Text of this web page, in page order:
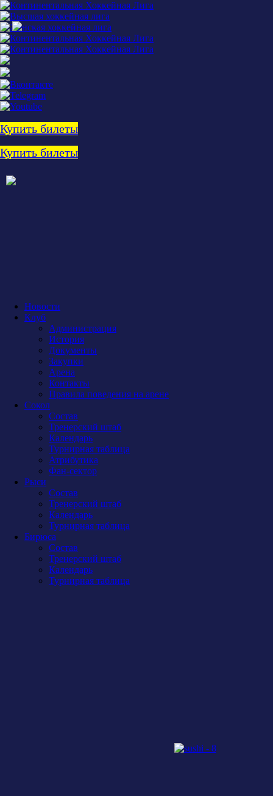
Купить билеты
Купить билеты
Новости
Клуб
Администрация
История
Документы
Закупки
Арена
Контакты
Правила поведения на арене
Сокол
Состав
Тренерский штаб
Календарь
Турнирная таблица
Атрибутика
Фан-сектор
Рыси
Состав
Тренерский штаб
Календарь
Турнирная таблица
Бирюса
Состав
Тренерский штаб
Календарь
Турнирная таблица